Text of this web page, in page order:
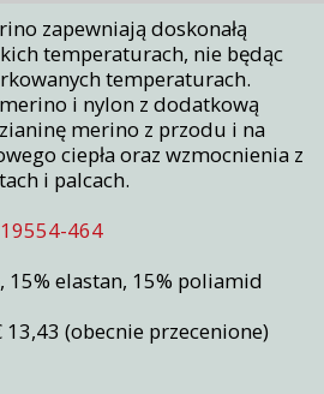
zapewniają doskonałą
temperaturach, nie będąc
temperaturach.
i nylon z dodatkową
merino z przodu i na
ciepła oraz wzmocnienia z
i palcach.
464
15% elastan, 15% poliamid
13,43 (obecnie przecenione)